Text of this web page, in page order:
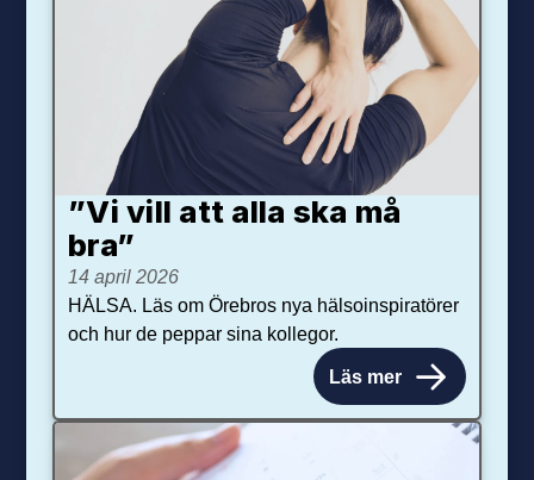
”Vi vill att alla ska må
bra”
14 april 2026
HÄLSA. Läs om Örebros nya hälsoinspiratörer
och hur de peppar sina kollegor.
Läs mer